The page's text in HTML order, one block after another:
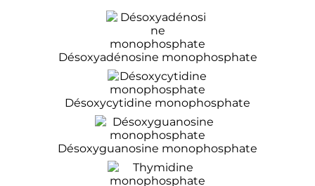
Désoxyadénosine monophosphate
Désoxycytidine monophosphate
Désoxyguanosine monophosphate